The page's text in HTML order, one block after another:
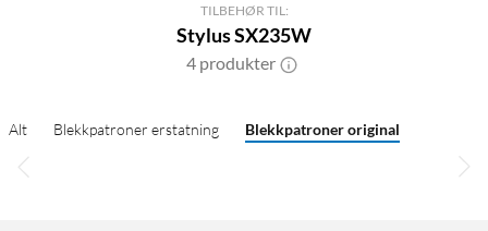
TILBEHØR TIL:
Stylus SX235W
4 produkter
Alt Blekkpatroner erstatning Blekkpatroner original